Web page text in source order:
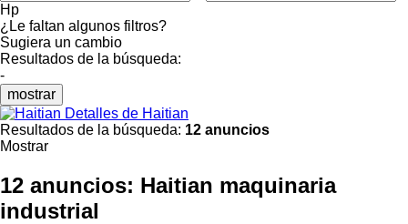
Hp
¿Le faltan algunos filtros?
Sugiera un cambio
Resultados de la búsqueda:
-
mostrar
Detalles de Haitian
Resultados de la búsqueda: 12 anuncios
Mostrar
12 anuncios: Haitian maquinaria
industrial